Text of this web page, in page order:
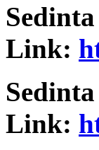
Link:
Link: